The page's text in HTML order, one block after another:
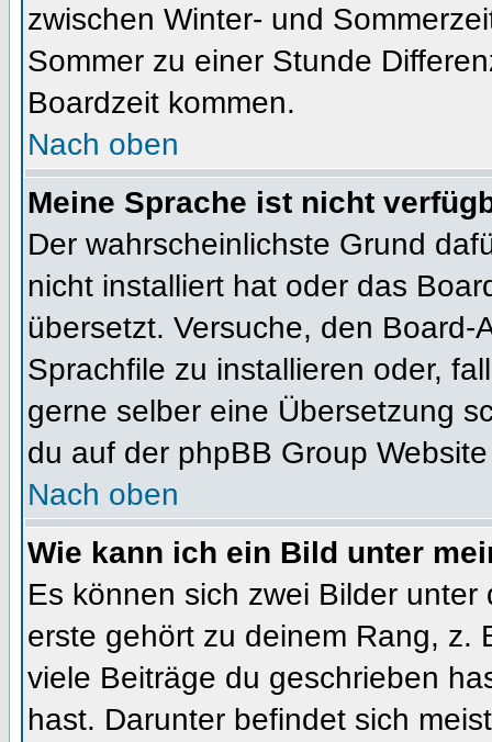
zwischen Winter- und
Sommer zu einer Stunde
Boardzeit kommen.
Nach oben
Meine Sprache ist nicht
Der wahrscheinlichste Grund
nicht installiert hat oder das
übersetzt. Versuche, den
Sprachfile zu installieren oder,
gerne selber eine Übersetzung
du auf der phpBB Group
Nach oben
Wie kann ich ein Bild unter
Es können sich zwei Bilder
erste gehört zu deinem Rang, z.
viele Beiträge du geschrieben
hast. Darunter befindet sich